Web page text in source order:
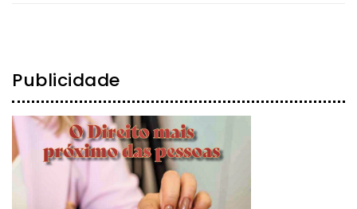
Publicidade